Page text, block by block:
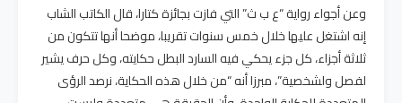
وعن أجواء رواية “ع ب ث” التي فازت بجائزة كتارا، قال الكاتب الشاب
إنه اشتغل عليها خلال خمس سنوات تقريبا، موضحا أنها تتكون من
ثلاثة أجزاء، كل جزء يحكي فيه السارد البطل حكايته، وكل حرف يشير
لفصل ولشخصية”، مبرزا أنه “من خلال هذه الحكاية، نرصد الرؤى